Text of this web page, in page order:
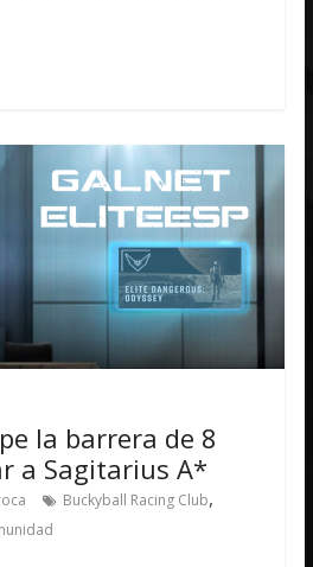
la barrera de 8
a Sagitarius A*
Buckyball Racing Club,